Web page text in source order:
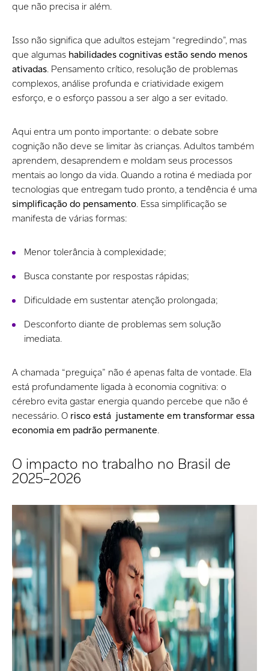
que não precisa ir além.
Isso não significa que adultos estejam “regredindo”, mas
que algumas habilidades cognitivas estão sendo menos
ativadas. Pensamento crítico, resolução de problemas
complexos, análise profunda e criatividade exigem
esforço, e o esforço passou a ser algo a ser evitado.
Aqui entra um ponto importante: o debate sobre
cognição não deve se limitar às crianças. Adultos também
aprendem, desaprendem e moldam seus processos
mentais ao longo da vida. Quando a rotina é mediada por
tecnologias que entregam tudo pronto, a tendência é uma
simplificação do pensamento. Essa simplificação se
manifesta de várias formas:
Menor tolerância à complexidade;
Busca constante por respostas rápidas;
Dificuldade em sustentar atenção prolongada;
Desconforto diante de problemas sem solução
imediata.
A chamada “preguiça” não é apenas falta de vontade. Ela
está profundamente ligada à economia cognitiva: o
cérebro evita gastar energia quando percebe que não é
necessário. O risco está justamente em transformar essa
economia em padrão permanente.
O impacto no trabalho no Brasil de
2025–2026